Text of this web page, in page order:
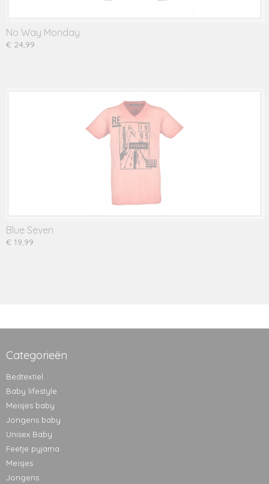
No Way Monday
€ 24,99
Blue Seven
€ 19,99
Categorieën
Bedtextiel
Baby lifestyle
Meisjes baby
Jongens baby
Unisex Baby
Feetje pyjama
Meisjes
Jongens